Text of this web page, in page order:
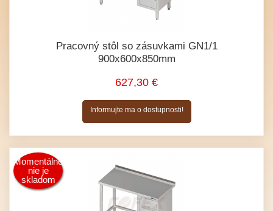
Pracovný stôl so zásuvkami GN1/1
900x600x850mm
627,30 €
Informujte ma o dostupnosti!
Momentálne
nie je
skladom